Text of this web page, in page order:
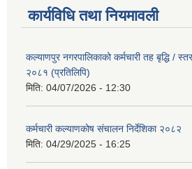
कार्यविधि तथा नियमावली
कल्याणपुर नगरपालिकाको कर्मचारी तह बृद्धि / स्तर
२०८१ (प्रतिलिपि)
मिति: 04/07/2026 - 12:30
कर्मचारी कल्याणकोष संचालन निर्देशिका २०८२
मिति: 04/29/2025 - 16:25